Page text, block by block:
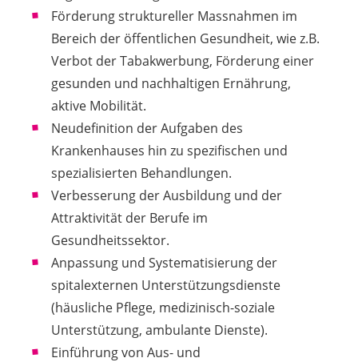
Förderung struktureller Massnahmen im
Bereich der öffentlichen Gesundheit, wie z.B.
Verbot der Tabakwerbung, Förderung einer
gesunden und nachhaltigen Ernährung,
aktive Mobilität.
Neudefinition der Aufgaben des
Krankenhauses hin zu spezifischen und
spezialisierten Behandlungen.
Verbesserung der Ausbildung und der
Attraktivität der Berufe im
Gesundheitssektor.
Anpassung und Systematisierung der
spitalexternen Unterstützungsdienste
(häusliche Pflege, medizinisch-soziale
Unterstützung, ambulante Dienste).
Einführung von Aus- und